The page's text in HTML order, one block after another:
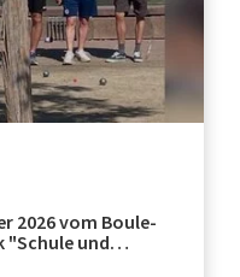
2026 vom Boule-
"Schule und